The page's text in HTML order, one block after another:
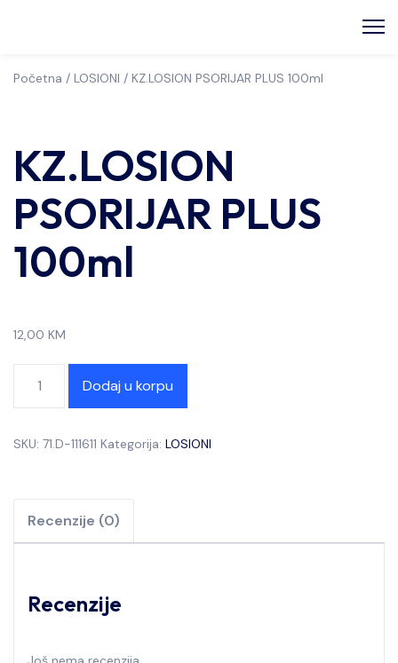
Početna / LOSIONI / KZ.LOSION PSORIJAR PLUS 100ml
KZ.LOSION
PSORIJAR PLUS
100ml
12,00 KM
Dodaj u korpu
SKU: 71.D-111611 Kategorija: LOSIONI
Recenzije (0)
Recenzije